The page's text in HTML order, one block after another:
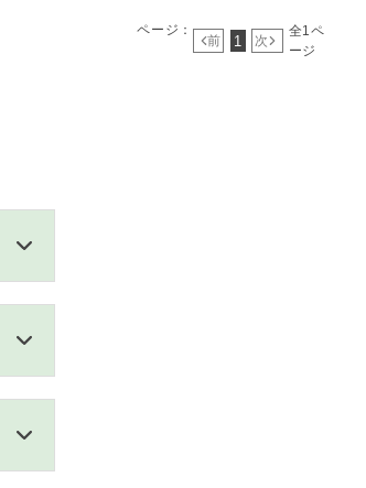
ページ：
前 1 次
全1ペ
ージ